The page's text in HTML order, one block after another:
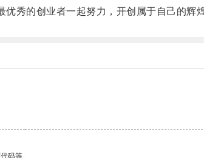
的创业者一起努力，开创属于自己的辉煌
码等。